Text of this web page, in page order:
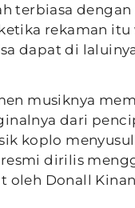
terbiasa dengan
rekaman itu
dapat di
musiknya
dari
koplo
dirilis
Donall Kinan